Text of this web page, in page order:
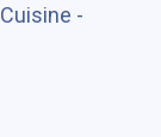
Cuisine -